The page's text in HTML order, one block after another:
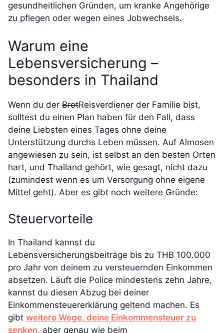
gesundheitlichen Gründen, um kranke Angehörige
zu pflegen oder wegen eines Jobwechsels.
Warum eine
Lebensversicherung –
besonders in Thailand
Wenn du der BrotReisverdiener der Familie bist,
solltest du einen Plan haben für den Fall, dass
deine Liebsten eines Tages ohne deine
Unterstützung durchs Leben müssen. Auf Almosen
angewiesen zu sein, ist selbst an den besten Orten
hart, und Thailand gehört, wie gesagt, nicht dazu
(zumindest wenn es um Versorgung ohne eigene
Mittel geht). Aber es gibt noch weitere Gründe:
Steuervorteile
In Thailand kannst du
Lebensversicherungsbeiträge bis zu THB 100.000
pro Jahr von deinem zu versteuernden Einkommen
absetzen. Läuft die Police mindestens zehn Jahre,
kannst du diesen Abzug bei deiner
Einkommensteuererklärung geltend machen. Es
gibt weitere Wege, deine Einkommensteuer zu
senken, aber genau wie beim